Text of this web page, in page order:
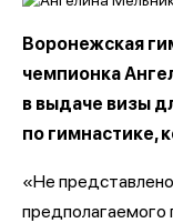
Воронежская
чемпионка
в выдаче визы
по гимнастике,
«Не
предполагаемого